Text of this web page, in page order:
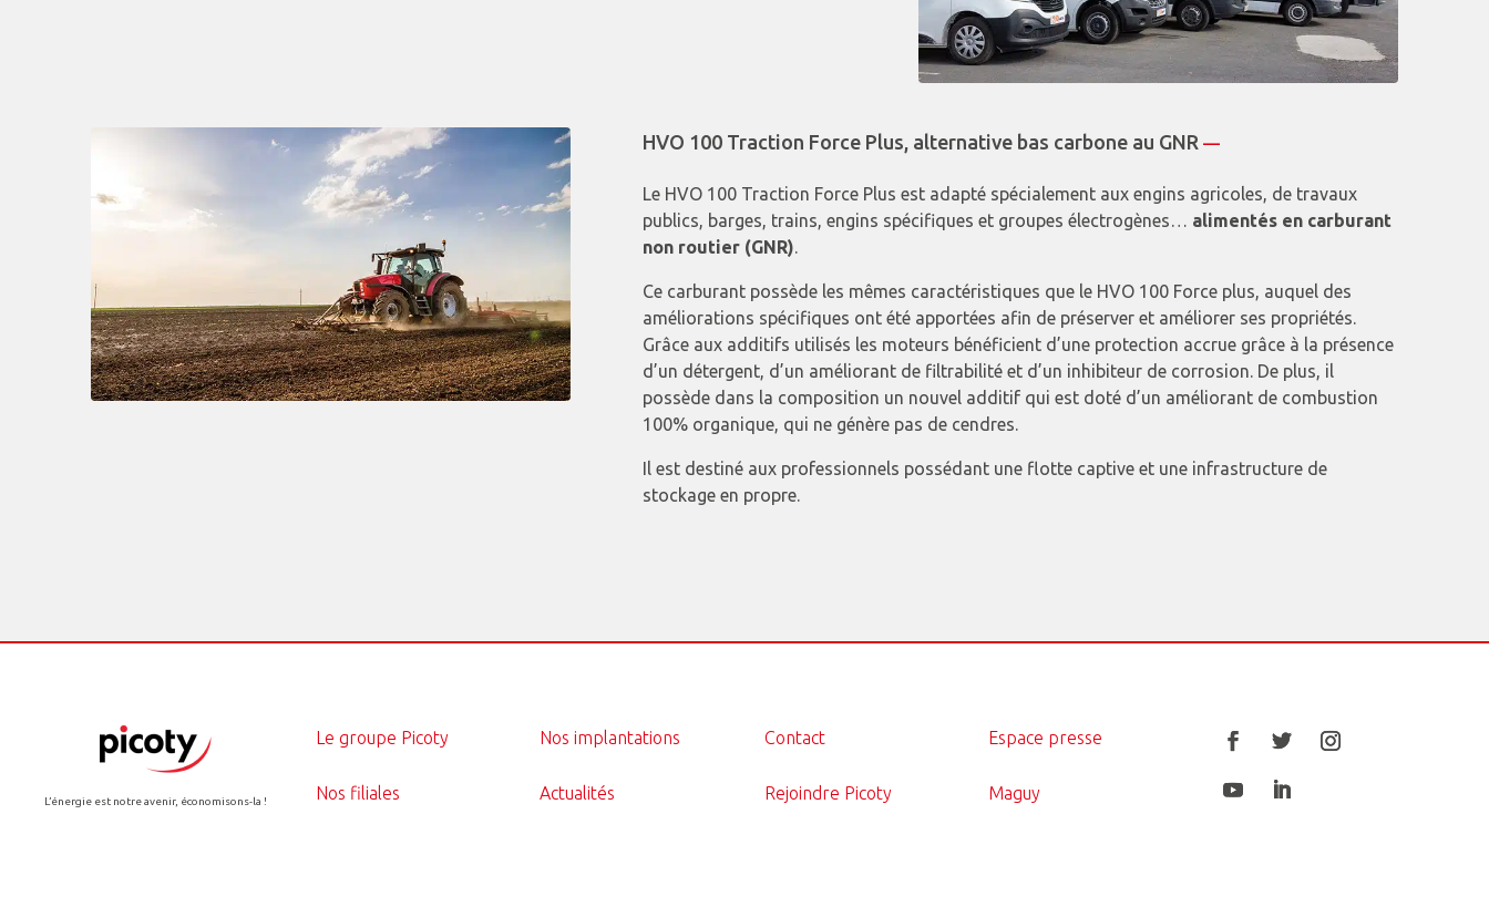
HVO 100 Traction Force Plus, alternative bas carbone au GNR —
Le HVO 100 Traction Force Plus est adapté spécialement aux engins agricoles, de travaux
publics, barges, trains, engins spécifiques et groupes électrogènes… alimentés en carburant
non routier (GNR).
Ce carburant possède les mêmes caractéristiques que le HVO 100 Force plus, auquel des
améliorations spécifiques ont été apportées afin de préserver et améliorer ses propriétés.
Grâce aux additifs utilisés les moteurs bénéficient d’une protection accrue grâce à la présence
d’un détergent, d’un améliorant de filtrabilité et d’un inhibiteur de corrosion. De plus, il
possède dans la composition un nouvel additif qui est doté d’un améliorant de combustion
100% organique, qui ne génère pas de cendres.
Il est destiné aux professionnels possédant une flotte captive et une infrastructure de
stockage en propre.
L’énergie est notre avenir, économisons-la !
Le groupe Picoty
Nos filiales
Nos implantations
Actualités
Contact
Rejoindre Picoty
Espace presse
Maguy